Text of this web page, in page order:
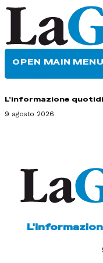
OPEN MAIN MENU
L'informazione
9 agosto 2026